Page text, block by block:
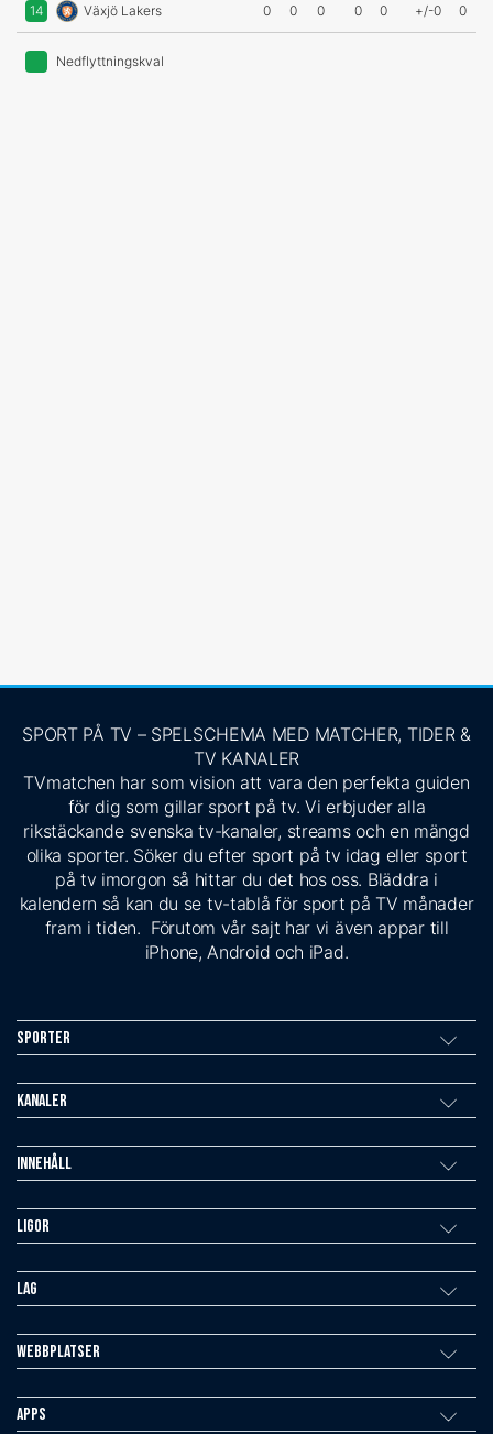
14 Växjö Lakers 0 0 0 0 0 +/-0 0
Nedflyttningskval
SPORT PÅ TV – SPELSCHEMA MED MATCHER, TIDER &
TV KANALER
TVmatchen har som vision att vara den perfekta guiden
för dig som gillar sport på tv. Vi erbjuder alla
rikstäckande svenska tv-kanaler, streams och en mängd
olika sporter. Söker du efter sport på tv idag eller sport
på tv imorgon så hittar du det hos oss. Bläddra i
kalendern så kan du se tv-tablå för sport på TV månader
fram i tiden. Förutom vår sajt har vi även appar till
iPhone, Android och iPad.
Sporter
Kanaler
Innehåll
Ligor
Lag
Webbplatser
Apps